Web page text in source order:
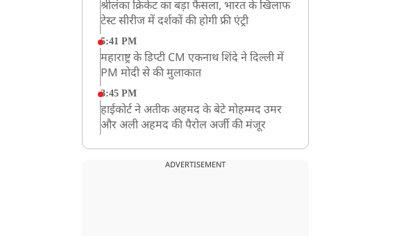
श्रीलंका क्रिकेट का बड़ा फैसला, भारत के खिलाफ
टेस्ट सीरीज में दर्शकों की होगी फ्री एंट्री
5:41 PM
महाराष्ट्र के डिप्टी CM एकनाथ शिंदे ने दिल्ली में
PM मोदी से की मुलाकात
3:45 PM
हाईकोर्ट ने अतीक अहमद के बेटे मोहम्मद उमर
और अली अहमद की पैरोल अर्जी की मंजूर
CM योगी का सपा पर हमला, कहा- वोट बैंक की
ADVERTISEMENT